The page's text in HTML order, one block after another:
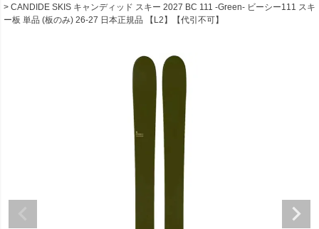
CANDIDE SKIS キャンディッド スキー 2027 BC 111 -Green- ビーシー111 スキ
ー板 単品 (板のみ) 26-27 日本正規品 【L2】【代引不可】